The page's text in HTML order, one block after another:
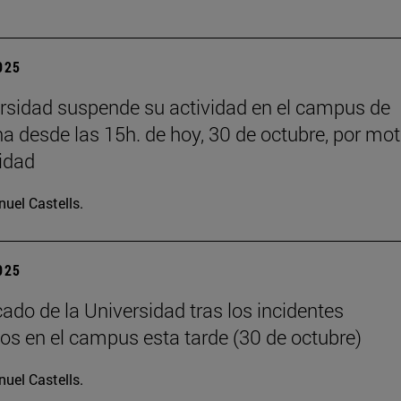
suspende su actividad en el campus de
desde las 15h. de hoy, 30 de octubre, por
Castells.
de la Universidad tras los incidentes
en el campus esta tarde (30 de octubre)
Castells.